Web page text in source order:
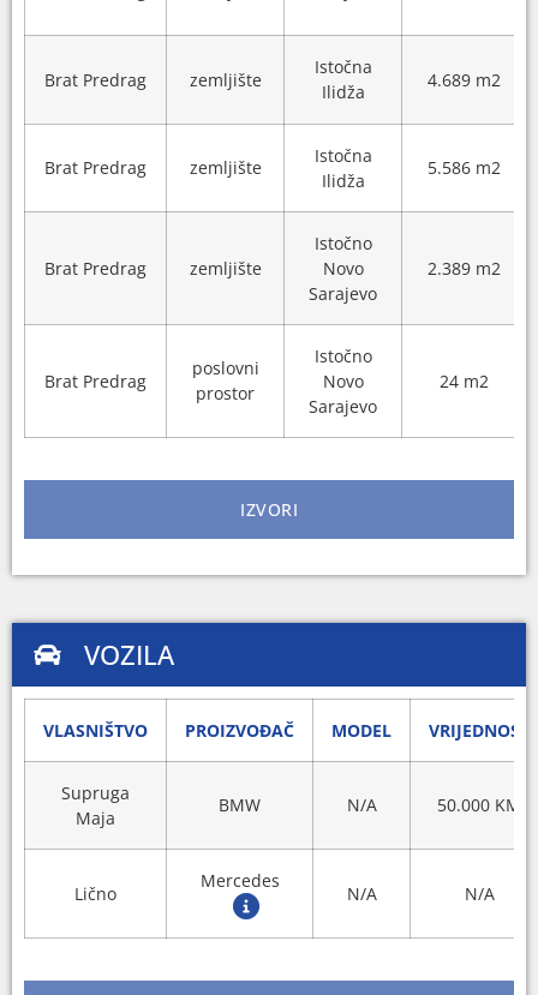
Brat Predrag zemljište
Istočna
Ilidža
4.689 m2
Brat Predrag zemljište
Istočna
Ilidža
5.586 m2
Brat Predrag zemljište
Istočno
Novo
Sarajevo
2.389 m2
Brat Predrag
poslovni
prostor
Istočno
Novo
Sarajevo
24 m2
IZVORI
VOZILA
VLASNIŠTVO PROIZVOĐAČ MODEL VRIJEDNOST
Supruga
Maja
BMW N/A 50.000 KM
Lično
Mercedes
N/A N/A